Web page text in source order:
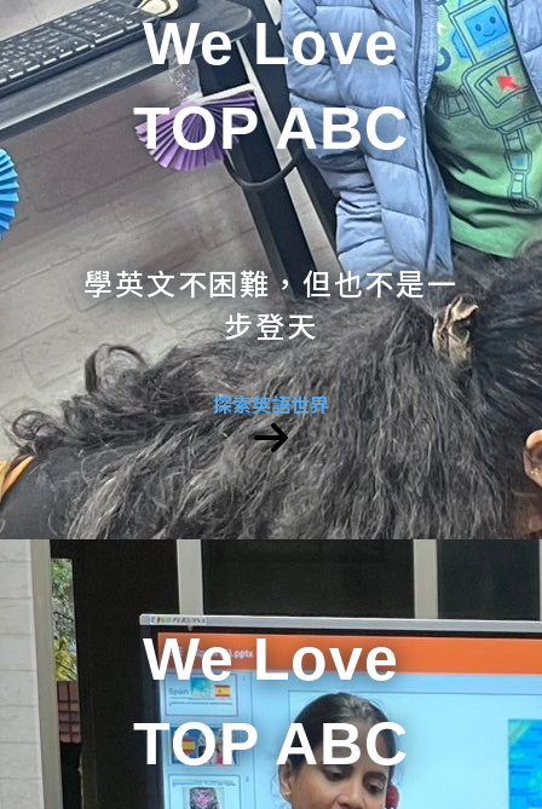
We Love
TOP ABC
學英文不困難，但也不是一
步登天
探索英語世界
We Love
TOP ABC